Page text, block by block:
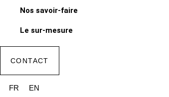
Nos savoir-faire
Le sur-mesure
CONTACT
FR EN